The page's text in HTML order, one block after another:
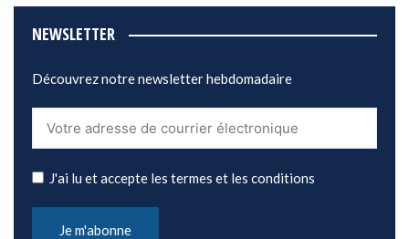
NEWSLETTER
Découvrez notre newsletter hebdomadaire
J'ai lu et accepte les termes et les conditions